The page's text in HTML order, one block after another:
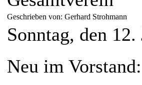
Geschrieben von: Gerhard Strohmann
Sonntag, den
Neu im